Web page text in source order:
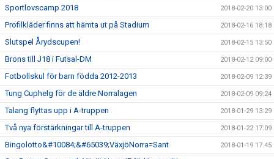
Sportlovscamp 2018 2018-02-20 13:00
Profilkläder finns att hämta ut på Stadium 2018-02-16 18:18
Slutspel Årydscupen! 2018-02-15 13:50
Brons till J18 i Futsal-DM 2018-02-12 09:00
Fotbollskul för barn födda 2012-2013 2018-02-09 12:39
Tung Cuphelg för de äldre Norralagen 2018-02-09 09:24
Talang flyttas upp i A-truppen 2018-01-29 13:29
Två nya förstärkningar till A-truppen 2018-01-22 17:09
Bingolotto&#10084;&#65039;VäxjöNorra=Sant 2018-01-19 17:45